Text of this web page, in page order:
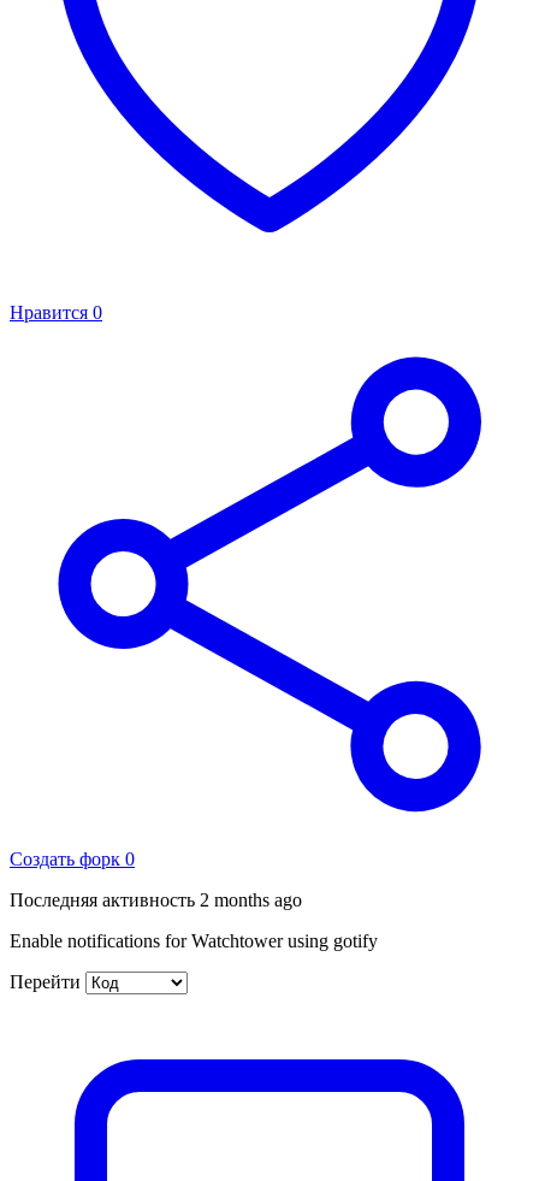
Нравится 0
Создать форк 0
Последняя активность 2 months ago
Enable notifications for Watchtower using gotify
Перейти